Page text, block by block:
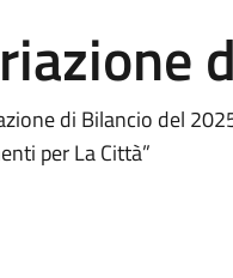
di Bilancio del
per La Città”